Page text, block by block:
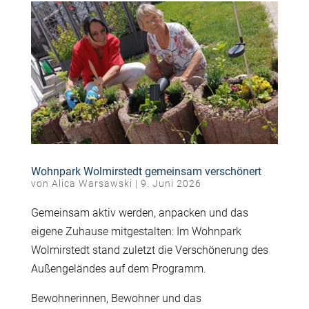
Wohnpark Wolmirstedt gemeinsam verschönert
von Alica Warsawski | 9. Juni 2026
Gemeinsam aktiv werden, anpacken und das
eigene Zuhause mitgestalten: Im Wohnpark
Wolmirstedt stand zuletzt die Verschönerung des
Außengeländes auf dem Programm.
Bewohnerinnen, Bewohner und das